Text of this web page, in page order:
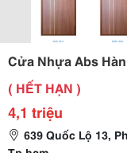
Cửa Nhựa Abs
( HẾT HẠN )
4,1 triệu
639 Quốc Lộ 13,